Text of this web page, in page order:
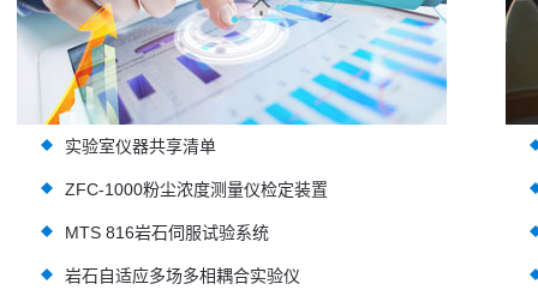
实验室仪器共享清单
ZFC-1000粉尘浓度测量仪检定装置
MTS 816岩石伺服试验系统
岩石自适应多场多相耦合实验仪